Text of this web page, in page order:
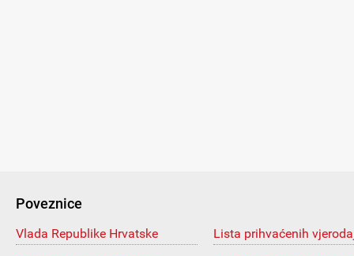
Poveznice
Vlada Republike Hrvatske Lista prihvaćenih